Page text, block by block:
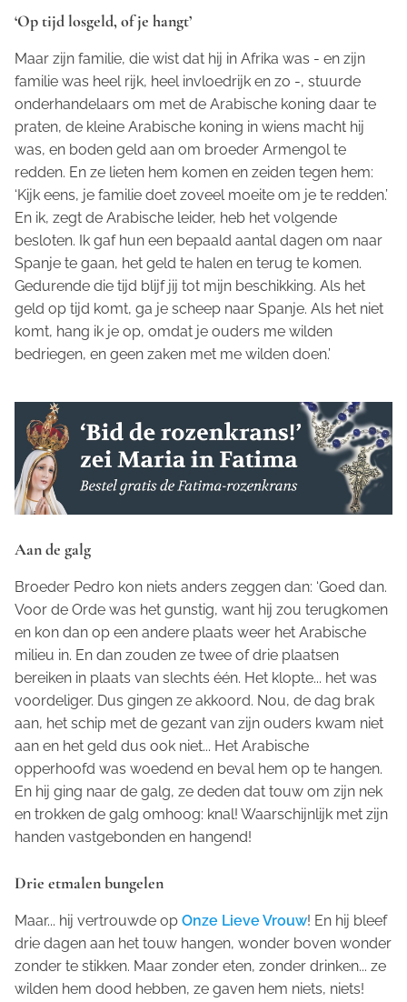
‘Op tijd losgeld, of je hangt’
Maar zijn familie, die wist dat hij in Afrika was - en zijn
familie was heel rijk, heel invloedrijk en zo -, stuurde
onderhandelaars om met de Arabische koning daar te
praten, de kleine Arabische koning in wiens macht hij
was, en boden geld aan om broeder Armengol te
redden. En ze lieten hem komen en zeiden tegen hem:
‘Kijk eens, je familie doet zoveel moeite om je te redden.’
En ik, zegt de Arabische leider, heb het volgende
besloten. Ik gaf hun een bepaald aantal dagen om naar
Spanje te gaan, het geld te halen en terug te komen.
Gedurende die tijd blijf jij tot mijn beschikking. Als het
geld op tijd komt, ga je scheep naar Spanje. Als het niet
komt, hang ik je op, omdat je ouders me wilden
bedriegen, en geen zaken met me wilden doen.’
Aan de galg
Broeder Pedro kon niets anders zeggen dan: ‘Goed dan.
Voor de Orde was het gunstig, want hij zou terugkomen
en kon dan op een andere plaats weer het Arabische
milieu in. En dan zouden ze twee of drie plaatsen
bereiken in plaats van slechts één. Het klopte... het was
voordeliger. Dus gingen ze akkoord. Nou, de dag brak
aan, het schip met de gezant van zijn ouders kwam niet
aan en het geld dus ook niet... Het Arabische
opperhoofd was woedend en beval hem op te hangen.
En hij ging naar de galg, ze deden dat touw om zijn nek
en trokken de galg omhoog: knal! Waarschijnlijk met zijn
handen vastgebonden en hangend!
Drie etmalen bungelen
Maar... hij vertrouwde op Onze Lieve Vrouw! En hij bleef
drie dagen aan het touw hangen, wonder boven wonder
zonder te stikken. Maar zonder eten, zonder drinken... ze
wilden hem dood hebben, ze gaven hem niets, niets!